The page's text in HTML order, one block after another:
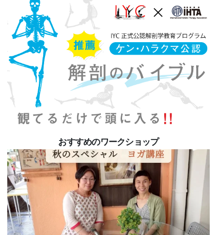
おすすめのワークショップ